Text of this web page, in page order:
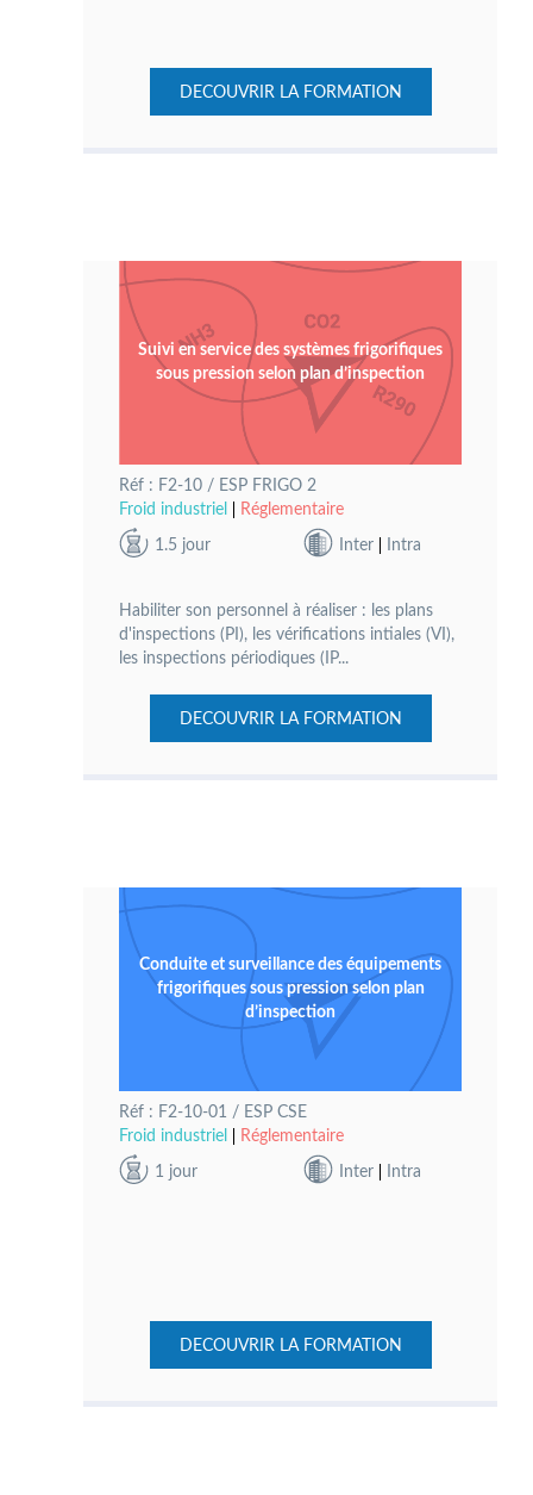
DECOUVRIR LA FORMATION
Suivi en service des systèmes frigorifiques
sous pression selon plan d’inspection
Réf : F2-10 / ESP FRIGO 2
Froid industriel
Réglementaire
1.5 jour Inter Intra
Habiliter son personnel à réaliser : les plans
d'inspections (PI), les vérifications intiales (VI),
les inspections périodiques (IP...
DECOUVRIR LA FORMATION
Conduite et surveillance des équipements
frigorifiques sous pression selon plan
d’inspection
Réf : F2-10-01 / ESP CSE
Froid industriel
Réglementaire
1 jour Inter Intra
DECOUVRIR LA FORMATION